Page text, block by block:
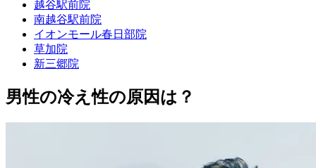
越谷駅前院
南越谷駅前院
イオンモール春日部院
草加院
新三郷院
男性の冷え性の原因は？